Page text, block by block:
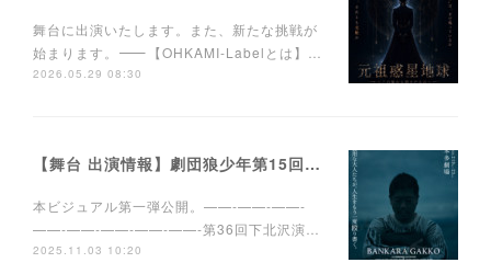
舞台に出演いたします。また、新たな挑戦が
始まります。⸻【OHKAMI-Labelとは】…
2026.05.29 08:30
【舞台 出演情報】劇団狼少年第15回公演「晩カラ学校」本多劇場公演 本ビジュアル第一弾公開
本ビジュアル第一弾公開。——-——-——-
——-——-——-——-——-第36回下北沢演…
2025.11.03 10:20